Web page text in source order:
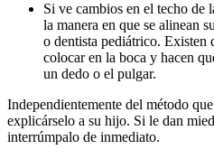
Si ve cambios en el techo de
la manera en que se alinean
o dentista pediátrico. Existen
colocar en la boca y hacen
un dedo o el pulgar.
Independientemente del método
explicárselo a su hijo. Si le dan
interrúmpalo de inmediato.